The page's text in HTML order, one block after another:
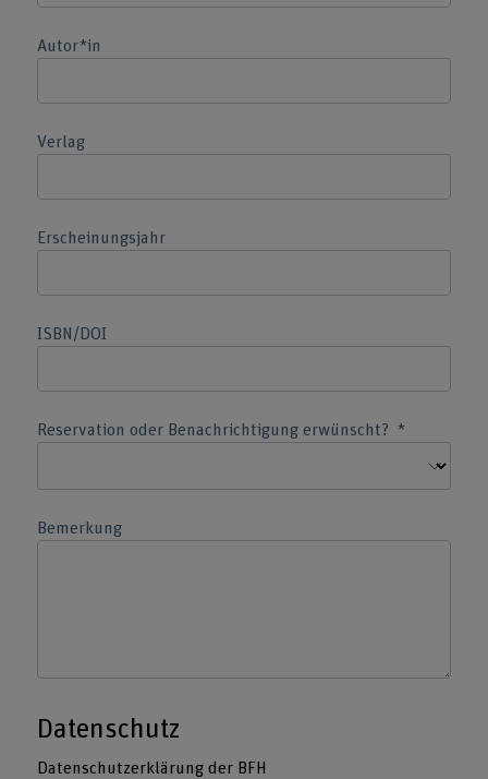
Autor*in
Verlag
Erscheinungsjahr
ISBN/DOI
Reservation oder Benachrichtigung erwünscht?
Bemerkung
Datenschutz
Datenschutzerklärung der BFH